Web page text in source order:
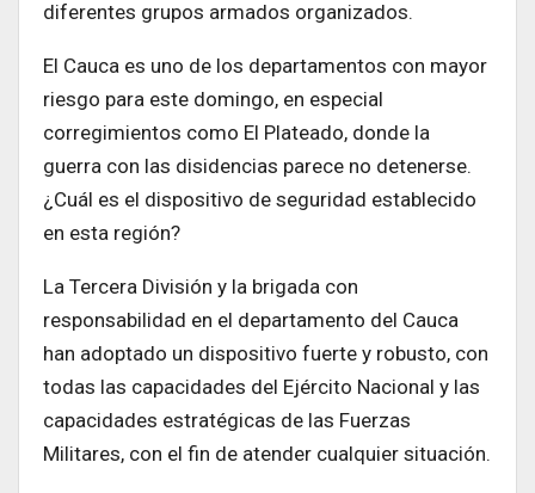
diferentes grupos armados organizados.
El Cauca es uno de los departamentos con mayor
riesgo para este domingo, en especial
corregimientos como El Plateado, donde la
guerra con las disidencias parece no detenerse.
¿Cuál es el dispositivo de seguridad establecido
en esta región?
La Tercera División y la brigada con
responsabilidad en el departamento del Cauca
han adoptado un dispositivo fuerte y robusto, con
todas las capacidades del Ejército Nacional y las
capacidades estratégicas de las Fuerzas
Militares, con el fin de atender cualquier situación.